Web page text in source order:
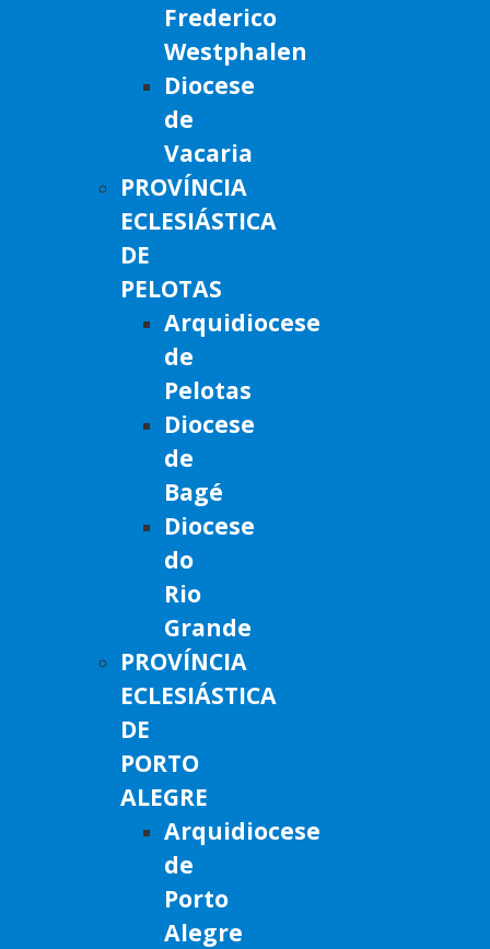
Frederico
Westphalen
Diocese
de
Vacaria
PROVÍNCIA
ECLESIÁSTICA
DE
PELOTAS
Arquidiocese
de
Pelotas
Diocese
de
Bagé
Diocese
do
Rio
Grande
PROVÍNCIA
ECLESIÁSTICA
DE
PORTO
ALEGRE
Arquidiocese
de
Porto
Alegre